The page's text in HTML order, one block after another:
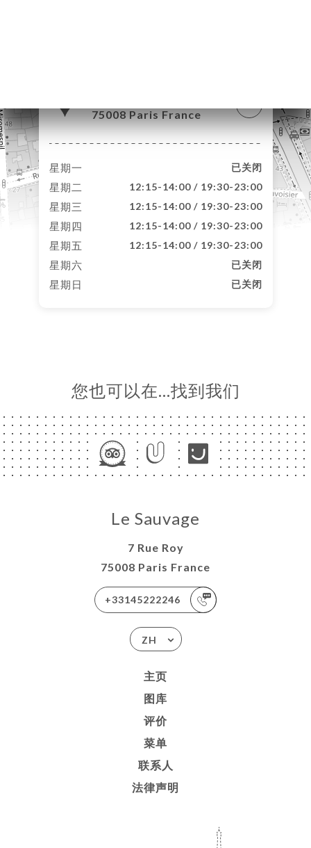
75008 Paris France
星期一 已关闭
星期二 12:15-14:00 / 19:30-23:00
星期三 12:15-14:00 / 19:30-23:00
星期四 12:15-14:00 / 19:30-23:00
星期五 12:15-14:00 / 19:30-23:00
星期六 已关闭
星期日 已关闭
您也可以在…找到我们
Le Sauvage
7 Rue Roy
75008 Paris France
+33145222246
ZH
主页
图库
评价
菜单
联系人
法律声明